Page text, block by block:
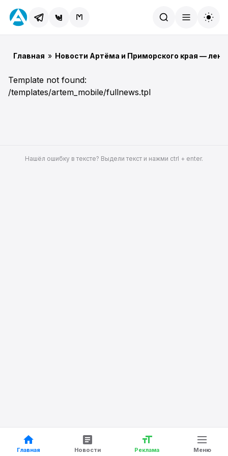
Главная » Новости Артёма и Приморского края —
Template not found:
/templates/artem_mobile/fullnews.tpl
Главная Новости Реклама Меню
Нашёл ошибку в тексте? Выдели текст и нажми ctrl + enter.